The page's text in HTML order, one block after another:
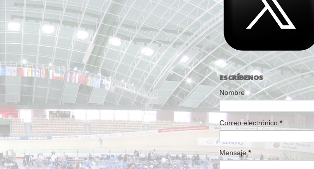
ESCRÍBENOS
Nombre
Correo electrónico *
Mensaje*